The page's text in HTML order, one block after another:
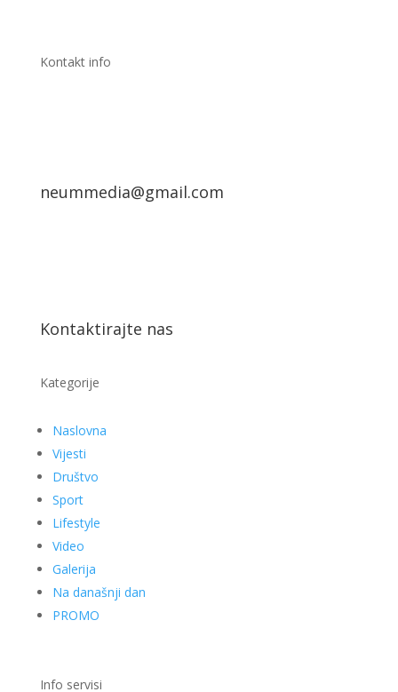
Kontakt info
neummedia@gmail.com
Kontaktirajte nas
Kategorije
Naslovna
Vijesti
Društvo
Sport
Lifestyle
Video
Galerija
Na današnji dan
PROMO
Info servisi